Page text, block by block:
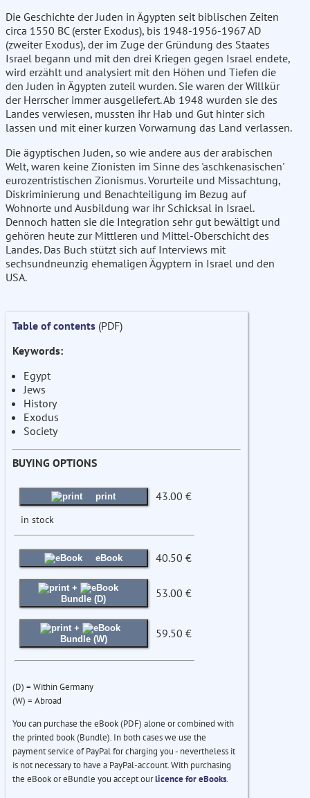
Die Geschichte der Juden in Ägypten seit biblischen Zeiten
circa 1550 BC (erster Exodus), bis 1948-1956-1967 AD
(zweiter Exodus), der im Zuge der Gründung des Staates
Israel begann und mit den drei Kriegen gegen Israel endete,
wird erzählt und analysiert mit den Höhen und Tiefen die
den Juden in Ägypten zuteil wurden. Sie waren der Willkür
der Herrscher immer ausgeliefert. Ab 1948 wurden sie des
Landes verwiesen, mussten ihr Hab und Gut hinter sich
lassen und mit einer kurzen Vorwarnung das Land verlassen.
Die ägyptischen Juden, so wie andere aus der arabischen
Welt, waren keine Zionisten im Sinne des 'aschkenasischen'
eurozentristischen Zionismus. Vorurteile und Missachtung,
Diskriminierung und Benachteiligung im Bezug auf
Wohnorte und Ausbildung war ihr Schicksal in Israel.
Dennoch hatten sie die Integration sehr gut bewältigt und
gehören heute zur Mittleren und Mittel-Oberschicht des
Landes. Das Buch stützt sich auf Interviews mit
sechsundneunzig ehemaligen Ägyptern in Israel und den
USA.
Table of contents (PDF)
Keywords:
Egypt
Jews
History
Exodus
Society
BUYING OPTIONS
print 43.00 €
in stock
eBook 40.50 €
+
Bundle (D)
53.00 €
+
Bundle (W)
59.50 €
(D) = Within Germany
(W) = Abroad
You can purchase the eBook (PDF) alone or combined with
the printed book (Bundle). In both cases we use the
payment service of PayPal for charging you - nevertheless it
is not necessary to have a PayPal-account. With purchasing
the eBook or eBundle you accept ourlicence for eBooks.